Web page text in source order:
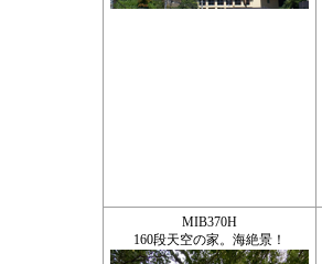
MIB370H
160段天空の家。海絶景！